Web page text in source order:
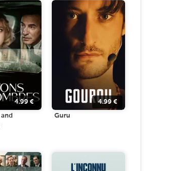
4.99€ 4.99€
Guru